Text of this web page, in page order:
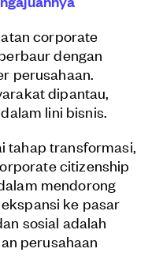
corporate
dengan
perusahaan.
dipantau,
lini bisnis.
tahap transformasi,
citizenship
mendorong
ke pasar
sosial adalah
perusahaan